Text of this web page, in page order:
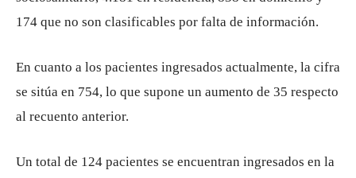
174 que no son clasificables por falta de información.
En cuanto a los pacientes ingresados actualmente, la cifra
se sitúa en 754, lo que supone un aumento de 35 respecto
al recuento anterior.
Un total de 124 pacientes se encuentran ingresados en la